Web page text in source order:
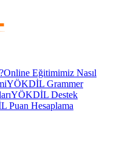
Online Eğitimimiz Nasıl
YÖKDİL Grammer
YÖKDİL Destek
Hesaplama